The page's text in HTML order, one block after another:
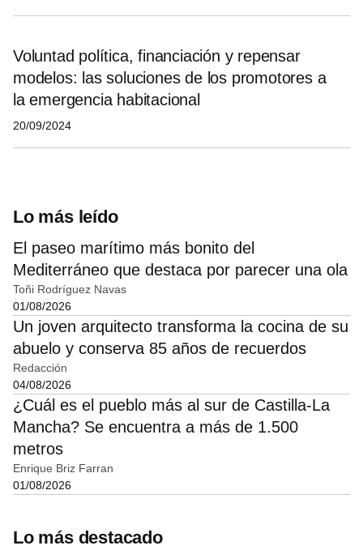
Voluntad política, financiación y repensar
modelos: las soluciones de los promotores a
la emergencia habitacional
20/09/2024
Lo más leído
El paseo marítimo más bonito del
Mediterráneo que destaca por parecer una ola
Toñi Rodríguez Navas
01/08/2026
Un joven arquitecto transforma la cocina de su
abuelo y conserva 85 años de recuerdos
Redacción
04/08/2026
¿Cuál es el pueblo más al sur de Castilla-La
Mancha? Se encuentra a más de 1.500
metros
Enrique Briz Farran
01/08/2026
Lo más destacado